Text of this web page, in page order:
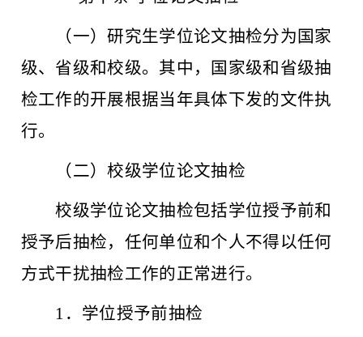
（一）研究生学位论文抽检分为国家
级、省级和校级。其中，国家级和省级抽
检工作的开展根据当年具体下发的文件执
行。
（二）校级学位论文抽检
校级学位论文抽检包括学位授予前和
授予后抽检，任何单位和个人不得以任何
方式干扰抽检工作的正常进行。
1．学位授予前抽检